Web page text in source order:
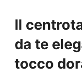
Il
da te
tocco